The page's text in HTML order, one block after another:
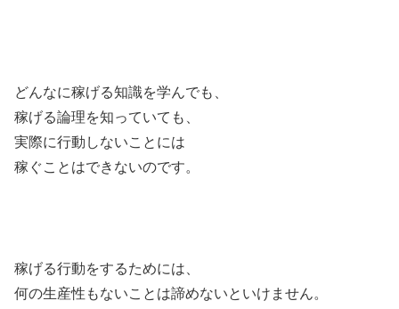
どんなに稼げる知識を学んでも、
稼げる論理を知っていても、
実際に行動しないことには
稼ぐことはできないのです。
稼げる行動をするためには、
何の生産性もないことは諦めないといけません。